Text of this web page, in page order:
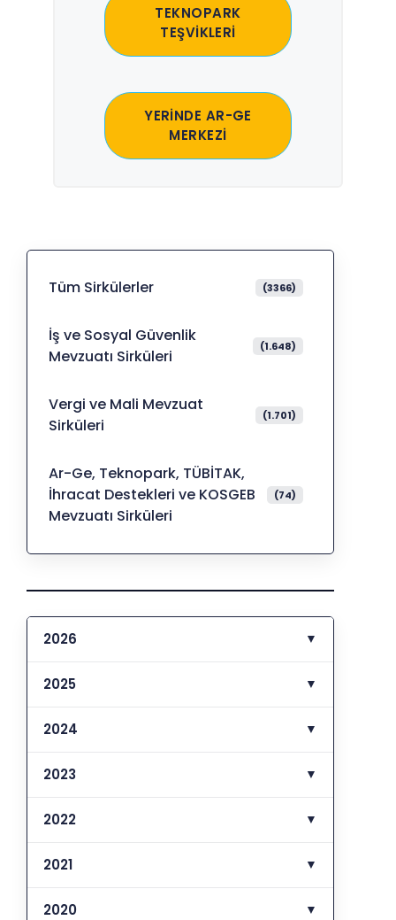
TEKNOPARK
TEŞVİKLERİ
YERİNDE AR-GE
MERKEZİ
Tüm Sirkülerler (3366)
İş ve Sosyal Güvenlik
Mevzuatı Sirküleri
(1.648)
Vergi ve Mali Mevzuat
Sirküleri
(1.701)
Ar-Ge, Teknopark, TÜBİTAK,
İhracat Destekleri ve KOSGEB
Mevzuatı Sirküleri
(74)
2026 ▼
2025 ▼
2024 ▼
2023 ▼
2022 ▼
2021 ▼
2020 ▼